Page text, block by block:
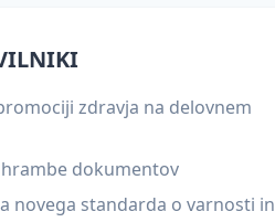
zdravja na delovnem
dokumentov
novega standarda o varnosti in